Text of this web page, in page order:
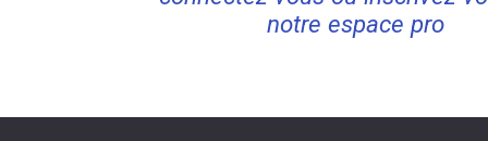
notre espace pro